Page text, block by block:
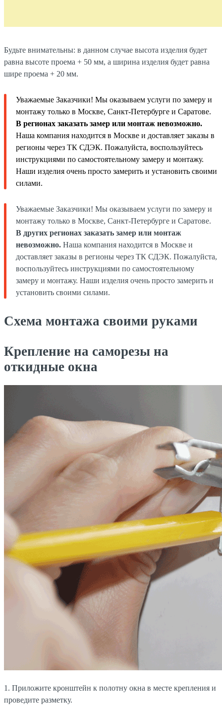
Будьте внимательны: в данном случае высота изделия будет
равна высоте проема + 50 мм, а ширина изделия будет равна
шире проема + 20 мм.
Уважаемые Заказчики! Мы оказываем услуги по замеру и
монтажу только в Москве, Санкт-Петербурге и Саратове.
В регионах заказать замер или монтаж невозможно.
Наша компания находится в Москве и доставляет заказы в
регионы через ТК СДЭК. Пожалуйста, воспользуйтесь
инструкциями по самостоятельному замеру и монтажу.
Наши изделия очень просто замерить и установить своими
силами.
Уважаемые Заказчики! Мы оказываем услуги по замеру и
монтажу только в Москве, Санкт-Петербурге и Саратове.
В других регионах заказать замер или монтаж
невозможно. Наша компания находится в Москве и
доставляет заказы в регионы через ТК СДЭК. Пожалуйста,
воспользуйтесь инструкциями по самостоятельному
замеру и монтажу. Наши изделия очень просто замерить и
установить своими силами.
Схема монтажа своими руками
Крепление на саморезы на
откидные окна
1. Приложите кронштейн к полотну окна в месте крепления и
проведите разметку.